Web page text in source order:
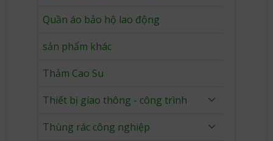
Quần áo bảo hộ lao động
sản phẩm khác
Thảm Cao Su
Thiết bị giao thông - công trình
Thùng rác công nghiệp